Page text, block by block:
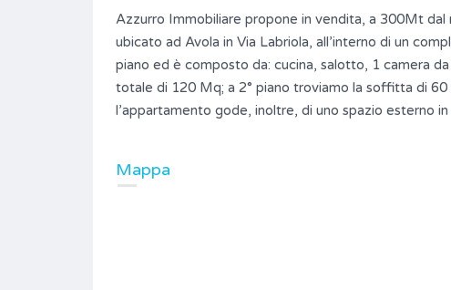
Azzurro Immobiliare propone in vendita, a 300Mt
ubicato ad Avola in Via Labriola, all’interno di un
piano ed è composto da: cucina, salotto, 1 camera
totale di 120 Mq; a 2° piano troviamo la soffitta di
l’appartamento gode, inoltre, di uno spazio esterno
Mappa